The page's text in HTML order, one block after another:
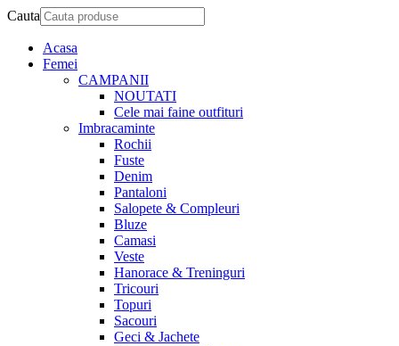
Cauta
Acasa
Femei
CAMPANII
NOUTATI
Cele mai faine outfituri
Imbracaminte
Rochii
Fuste
Denim
Pantaloni
Salopete & Compleuri
Bluze
Camasi
Veste
Hanorace & Treninguri
Tricouri
Topuri
Sacouri
Geci & Jachete